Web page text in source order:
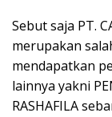
Sebut saja PT.
merupakan
mendapatkan
lainnya yakni
RASHAFILA